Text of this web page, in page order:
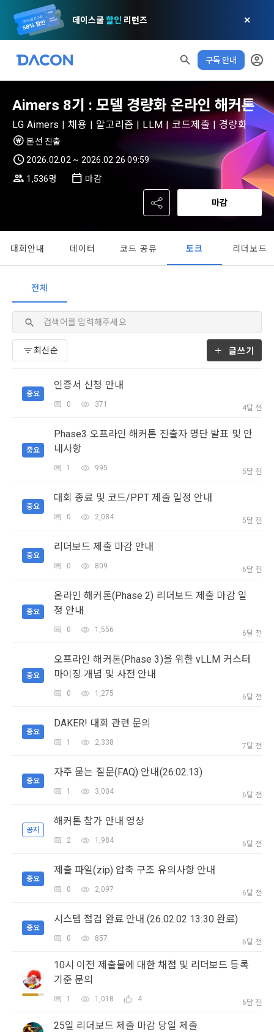
데이스쿨할인 리턴즈 ✕
구독 안내
알림 0 모두 읽음 모두 삭제 닫기
✕ MY XP XP 안내
LEVEL 1 다음 레벨까지 150 XP
0 / 800
전체 XP
소셜 계정으로 로그인
아직 데이콘 계정이 없나요? 회원가입
로그인 하시려면 아래 이메일로 인증이 필요합니다. 이메일을 다
시 보내시겠습니까?
을 위한 필수 절차입니다. 아래 이메일을 인증하여 회원가입 절
이용약관
본 약관은 데이콘 주식회사(이하 “회사”)와 “회원” 간에 정보 서
비스를 이용하는 조건 및 절차에 관한 필요한 사항을 약속하여
규정하는 데 그 목적이 있다. “회원”은 모든 약관에 동의해야 하
며, 어떤 방식이든 본 서비스를 사용한다는 것은 “회원”이 본 약
의 조항을 포함한다.
제 2 조 (용어의 정의)
1."사이트"라 함은 "회사"가 서비스를 "회원"에게 제공하기 위하
여 컴퓨터 등 정보 통신 설비를 이용하여 설정한 가상의 영업장
또는 "회사"가 운영하는 아래 웹사이트를 말한다.
2. "서비스"라 함은 “대회”, “교육”, “인재풀 등록” 등 사이트에서
제공하는 모든 서비스를 말한다. 그 외 "회사"가 운영하는 사이
분류, 가공, 집계하여 정보를 제공하는 서비스를 포함한다.
3. "개인회원"이라 함은 서비스를 이용하기 위하여 이 약관에 동
의하고 "회사"와 이용 계약을 체결한 개인을 말한다.
하여 본인의 개인정보와 프로젝트, 코드 등을 공유한 자로서, 채
용 의뢰 “기업회원”에게 개인정보, 프로젝트, 코드 등을 제공하
는 것에 동의한 “개인회원”을 말한다.
용 의뢰 서비스 등을 이용하기 위해 “회사”와 일정 계약을 한 개
인 또는 법인을 말한다.
회원”이 AI 코드를 제출하고, “회사”는 이를 평가하여 우수작을
선정하는 제반 행위를 말한다.
7. “대회"라 함은 “기업회원”이 인력을 채용하거나 또는 솔루션
해커톤, AI해커톤, AI경진대회 등을 말한다.
8. “교육”이라 함은 “회사”가  제공하는 교육컨텐츠를 포함한 온
"회원"이 가입 시 사용한 이메일 주소를 말한다.
10. "비밀번호"라 함은 "회사"의 서비스를 이용하려는 사람이 아
이디를 부여받은 자와 동일인임을 확인하고 "회원"의 권익을 보
동일한 용도로 쓰이는 “사이트”에서 자동 생성된 인증코드를 말
한다.
제 3 조 (효력의 발생 및 변경)
본 약관은 온라인을 통하여 “회원”에게 공시함으로써 효력을 발
1. "회사"는 이 약관의 내용과 상호, 영업소 소재지, 대표자의 성
명, 사업자등록번호, 연락처 등을 "회원"이 알 수 있도록 초기 화
2. "회사"는 약관의규제등에관한법률, 전기통신기본법, 전기통
신사업법, 정보통신망이용촉진등에관한법률, 전자상거래 등에
자금융거래법, 전자서명법, 소비자기본법, 개인정보보호법 등
관련법을 위배하지 않는 범위에서 이 약관을 개정할 수 있다.
3. "회사"는 "서비스"에 대해 별도의 이용약관 또는 정책(이하
“별도약관”)을 둘 수 있으며, 그 내용이 이 약관과 충돌하는 경우
“별도약관”이 우선하여 적용된다.
개인정보 처리방침
데이콘은 이용자 개인정보 보호를 여러 경영요소 가운데 최
정보보호 등에 관한 법률(이하 ‘정보통신망법’), 개인정보보호법
등 국내의 개인정보 보호 법령을 철저히 준수합니다.
1. 개인정보처리방침의 의의
데이콘이 어떤 정보를 수집하고, 수집한 정보를 어떻게 사용하
며, 필요에 따라 누구와 이를 공유(‘위탁 또는 제공’)하며, 이용목
적을 달성한 정보를 언제, 어떻게 파기 하는지 등 ‘개인정보의 한
살이’와 관련한 정보를 투명하게 제공합니다.
정보주체로서 이용자는 자신의 개인정보에 대해 어떤 권리를 가
지고 있으며, 이를 어떤 방법과 절차로 행사할 수 있는지를 알려
인정보 보호를 위해 어떤 권리를 행사할 수 있는지도 함께 안내
합니다.
이미 발생한 피해를 복구하기 위해 누구에게 연락하여 어떤 도
움을 받을 수 있는지 알려 드립니다.
그 무엇보다도, 개인정보와 관련하여 데이콘과 이용자 간의 권
리 및 의무 관계를 규정하여 이용자의 ‘개인정보자기결정권’을
2. 개인정보의 수집 및 이용목적
데이콘 주식회사(이하 “회사”)는 다음 목적을 위하여 개인정보
보를 이용하지 않습니다.
1) 회원관리
의에 대한 응답, 새로운 정보의 소개 및 고지사항 전달
2) 서비스 제공에 관한 계약 이행 및 서비스 제공에 따른 요금정
산
본인인증, 채용정보 매칭 및 컨텐츠 제공을 위한 개인식별, 회원
방지와 비인가 사용방지
맞춤 서비스 제공, 서비스 안내 및 이용권유, 서비스 개선 및 신
규 서비스 개발을 위한 통계 및 접속빈도 파악, 통계학적 특성에
4) 고용 및 취업동향 파악을 위한 통계학적 분석, 서비스 고도화
3. 수집하는 개인정보 항목 및 수집방법
마케팅 정보 수신 동의
DACON이 제공하는 이용자 맞춤형 서비스 및 상품 추천, 각종
경품 행사, 이벤트, 경진대회 홍보 목적 등의 광고성 정보를 전자
이용자에게 제공합니다.
- 마케팅 수신 동의는 거부하실 수 있으며 동의 이후에라도 고객
의 의사에 따라 동의를 철회할 수 있습니다.
동의를 거부 하시더라도 DACON에서 제공하는 서비스의 이용
에 제한이 되지 않습니다.
단, 할인, 이벤트 및 이용자 맞춤형 상품 추천 등의 마케팅 정보
안내 서비스가 제한됩니다.
2. 미동의 시 불이익 사항
는 동의 거부 하시더라도 서비스 이용에 제한되지 않습니다.
단, 할인, 이벤트 및 이용자 맞춤형 상품 추천 등의 마케팅 정보
안내 서비스가 제한됩니다.
3. 서비스 정보 수신 동의 철회
DACON에서 제공하는 마케팅 정보를 원하지 않을 경우 ‘홈>계
의(선택)’에서 철회를 요청할 수 있습니다.
또한 향후 마케팅 활용에 새롭게 동의하고자 하는 경우에는 ‘홈>
동의(선택)’에서 동의하실 수 있습니다.
2021.05.25
Aimers 8기 : 모델 경량화 온라인 해커톤
LG Aimers | 채용 | 알고리즘 | LLM | 코드제출 | 경량화
본선 진출
2026.02.02 ~ 2026.02.26 09:59
1,536명
마감
마감
대회안내 데이터 코드 공유 토크 리더보드
전체
글쓰기
중요
인증서 신청 안내
0 371 4달 전
중요
Phase3 오프라인 해커톤 진출자 명단 발표 및 안
내사항
1 995 5달 전
중요
대회 종료 및 코드/PPT 제출 일정 안내
0 2,084 5달 전
중요
리더보드 제출 마감 안내
0 809 6달 전
중요
온라인 해커톤(Phase 2) 리더보드 제출 마감 일
정 안내
0 1,556 6달 전
중요
오프라인 해커톤(Phase 3)을 위한 vLLM 커스터
마이징 개념 및 사전 안내
0 1,275 6달 전
중요
DAKER! 대회 관련 문의
1 2,338 7달 전
중요
자주 묻는 질문(FAQ) 안내(26.02.13)
1 3,004 6달 전
공지
해커톤 참가 안내 영상
2 1,984 6달 전
중요
제출 파일(zip) 압축 구조 유의사항 안내
0 2,097 6달 전
중요
시스템 점검 완료 안내 (26.02.02 13:30 완료)
0 857 6달 전
10시 이전 제출물에 대한 채점 및 리더보드 등록
기준 문의
1 1,018 4 6달 전
25일 리더보드 제출 마감 당일 제출